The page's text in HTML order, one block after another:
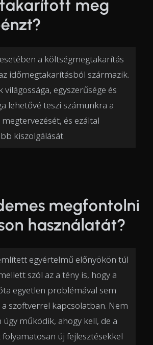
meg
a költségmegtakarítás
időmegtakarításból származik.
világossága, egyszerűsége és
lehetővé teszi számunkra a
és ezáltal
kiszolgálását.
megfontolni
használatát?
egyértelmű előnyökön túl
szól az a tény is, hogy a
egyetlen problémával sem
szoftverrel kapcsolatban. Nem
úgy működik, ahogy kell, de a
új fejlesztésekkel